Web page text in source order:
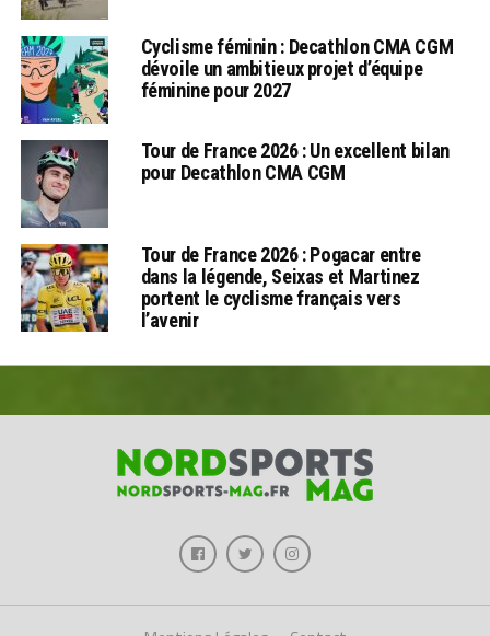
Cyclisme féminin : Decathlon CMA CGM
dévoile un ambitieux projet d’équipe
féminine pour 2027
Tour de France 2026 : Un excellent bilan
pour Decathlon CMA CGM
Tour de France 2026 : Pogacar entre
dans la légende, Seixas et Martinez
portent le cyclisme français vers
l’avenir